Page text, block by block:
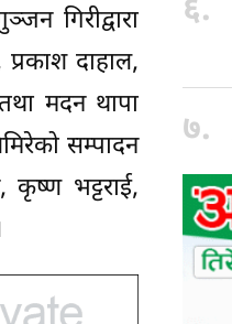
गिरीद्वारा
प्रकाश दाहाल,
मदन थापा
सम्पादन
कृष्ण भट्टराई,
६.
७.